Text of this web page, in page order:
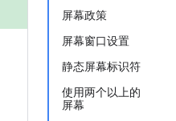
屏幕政策
屏幕窗口设置
静态屏幕标识符
使用两个以上的
屏幕